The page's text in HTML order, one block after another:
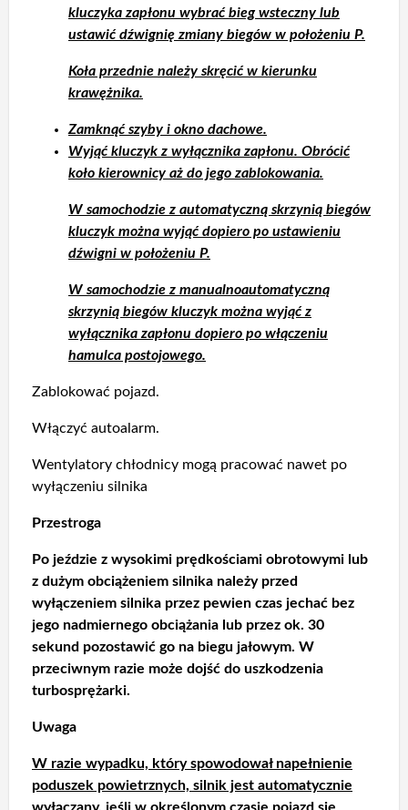
kluczyka zapłonu wybrać bieg wsteczny lub
ustawić dźwignię zmiany biegów w położeniu P.
Koła przednie należy skręcić w kierunku
krawężnika.
Zamknąć szyby i okno dachowe.
Wyjąć kluczyk z wyłącznika zapłonu. Obrócić
koło kierownicy aż do jego zablokowania.
W samochodzie z automatyczną skrzynią biegów
kluczyk można wyjąć dopiero po ustawieniu
dźwigni w położeniu P.
W samochodzie z manualnoautomatyczną
skrzynią biegów kluczyk można wyjąć z
wyłącznika zapłonu dopiero po włączeniu
hamulca postojowego.
Zablokować pojazd.
Włączyć autoalarm.
Wentylatory chłodnicy mogą pracować nawet po
wyłączeniu silnika
Przestroga
Po jeździe z wysokimi prędkościami obrotowymi lub
z dużym obciążeniem silnika należy przed
wyłączeniem silnika przez pewien czas jechać bez
jego nadmiernego obciążania lub przez ok. 30
sekund pozostawić go na biegu jałowym. W
przeciwnym razie może dojść do uszkodzenia
turbosprężarki.
Uwaga
W razie wypadku, który spowodował napełnienie
poduszek powietrznych, silnik jest automatycznie